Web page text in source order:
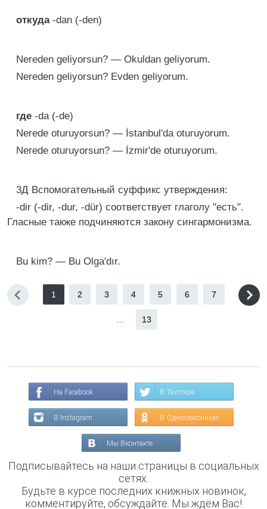
откуда-dan (-den)
Nereden geliyorsun? — Okuldan geliyorum.
Nereden geliyorsun? Evden geliyorum.
где -da (-de)
Nerede oturuyorsun? — İstanbul'da oturuyorum.
Nerede oturuyorsun? — İzmir'de oturuyorum.
3Д Вспомогательный суффикс утверждения:
-dir (-dir, -dur, -dür) соответствует глаголу "есть".
Гласные также подчиняются закону сингармонизма.
Bu kim? — Bu Olga'dır.
1 2 3 4 5 6 7
13
На Facebook В Твиттере
В Instagram В Одноклассниках
Мы Вконтакте
Подписывайтесь на наши страницы в социальных
сетях.
Будьте в курсе последних книжных новинок,
комментируйте, обсуждайте. Мы ждём Вас!